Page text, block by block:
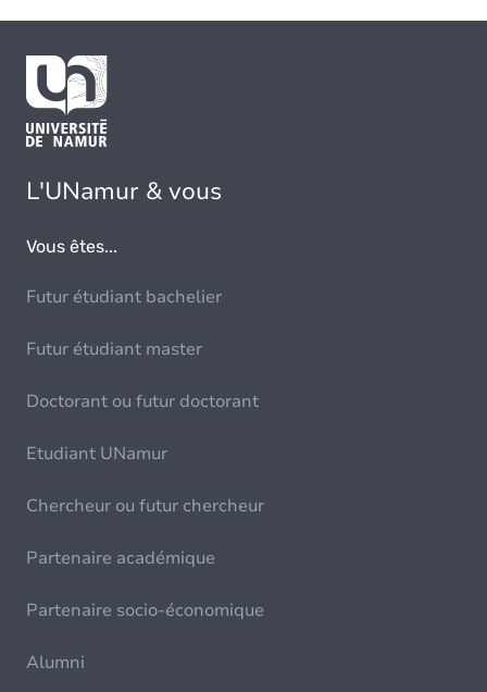
L'UNamur & vous
Vous êtes...
Futur étudiant bachelier
Futur étudiant master
Doctorant ou futur doctorant
Etudiant UNamur
Chercheur ou futur chercheur
Partenaire académique
Partenaire socio-économique
Alumni